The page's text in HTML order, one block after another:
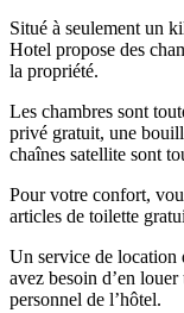
Situé à seulement un
Hotel propose des
la propriété.
Les chambres sont
privé gratuit, une
chaînes satellite sont
Pour votre confort,
articles de toilette
Un service de location
avez besoin d’en
personnel de l’hôtel.